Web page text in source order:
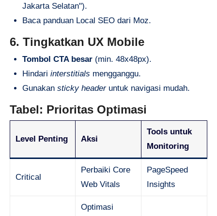
Jakarta Selatan").
Baca panduan Local SEO dari Moz.
6. Tingkatkan UX Mobile
Tombol CTA besar (min. 48x48px).
Hindari interstitials mengganggu.
Gunakan sticky headeruntuk navigasi mudah.
Tabel: Prioritas Optimasi
Level Penting Aksi
Tools untuk
Monitoring
Critical
Perbaiki Core
Web Vitals
PageSpeed
Insights
Optimasi